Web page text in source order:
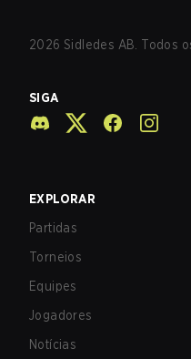
2026 Sidledes AB. Todos
SIGA
EXPLORAR
Partidas
Torneios
Equipes
Jogadores
Notícias